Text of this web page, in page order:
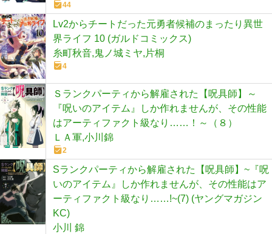
44
Lv2からチートだった元勇者候補のまったり異世
界ライフ 10 (ガルドコミックス)
糸町秋音,鬼ノ城ミヤ,片桐
4
Ｓランクパーティから解雇された【呪具師】～
『呪いのアイテム』しか作れませんが、その性能
はアーティファクト級なり……！～（８）
ＬＡ軍,小川錦
2
Sランクパーティから解雇された【呪具師】~『呪
いのアイテム』しか作れませんが、その性能はア
ーティファクト級なり……!~(7) (ヤングマガジン
KC)
小川 錦